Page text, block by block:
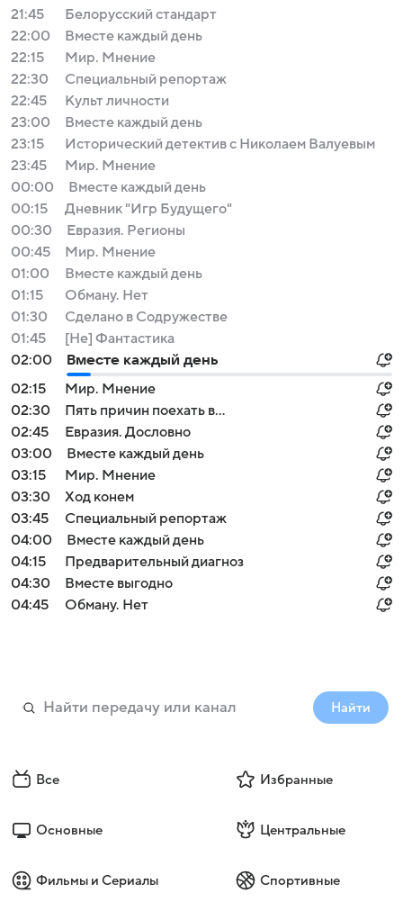
21:45
Белорусский стандарт
22:00
Вместе каждый день
22:15
Мир. Мнение
22:30
Специальный репортаж
22:45
Культ личности
23:00
Вместе каждый день
23:15
Исторический детектив с Николаем Валуевым
23:45
Мир. Мнение
00:00
Вместе каждый день
00:15
Дневник "Игр Будущего"
00:30
Евразия. Регионы
00:45
Мир. Мнение
01:00
Вместе каждый день
01:15
Обману. Нет
01:30
Сделано в Содружестве
01:45
[Не] Фантастика
02:00
Вместе каждый день
02:15
Мир. Мнение
02:30
Пять причин поехать в...
02:45
Евразия. Дословно
03:00
Вместе каждый день
03:15
Мир. Мнение
03:30
Ход конем
03:45
Специальный репортаж
04:00
Вместе каждый день
04:15
Предварительный диагноз
04:30
Вместе выгодно
04:45
Обману. Нет
Найти
Все Избранные
Основные Центральные
Фильмы и Сериалы Спортивные